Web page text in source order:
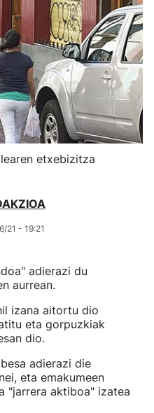
etxebizitza
21 - 19:21
adierazi du
aurrean.
izana aitortu dio
eta gorpuzkiak
dio.
adierazi die
eta emakumeen
"jarrera aktiboa" izatea